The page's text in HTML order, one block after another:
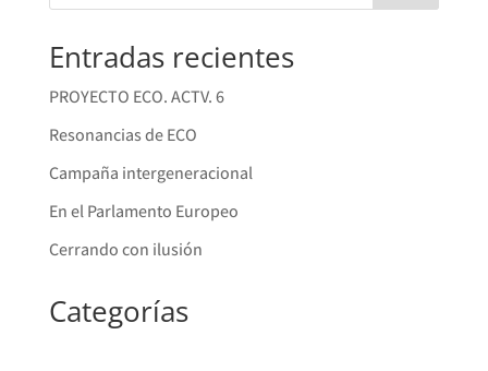
Entradas recientes
PROYECTO ECO. ACTV. 6
Resonancias de ECO
Campaña intergeneracional
En el Parlamento Europeo
Cerrando con ilusión
Categorías